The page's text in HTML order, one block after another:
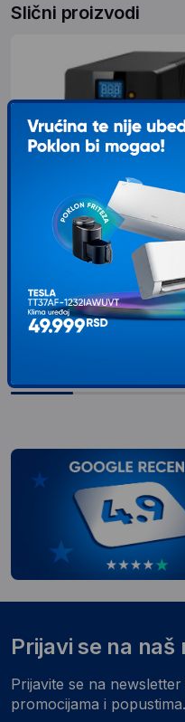
Slični proizvodi
NJOY Horus Plus 600
(PWUP-LI060H1-AZ01B)
Tip uređaja: UPS, Snaga (VA): 600,
360...
5.99900RSD
Prijavi se na
Prijavite se na
promocijama i popustima.